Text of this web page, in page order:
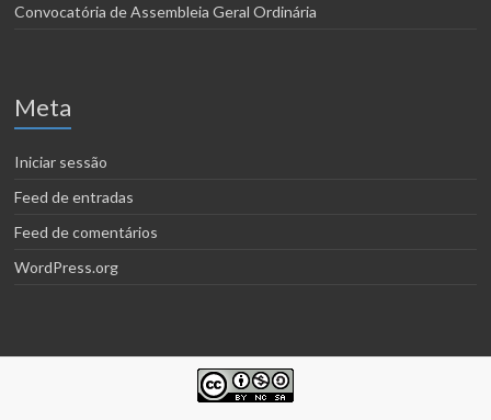
Convocatória de Assembleia Geral Ordinária
Meta
Iniciar sessão
Feed de entradas
Feed de comentários
WordPress.org